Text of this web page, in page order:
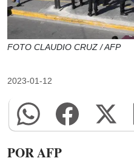
FOTO CLAUDIO CRUZ / AFP
2023-01-12
POR AFP